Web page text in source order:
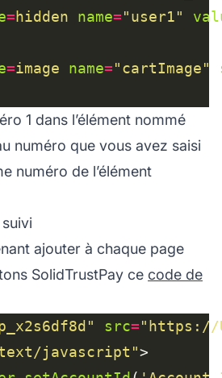
=hidden name="user1"
=image name="cartImage"
1 dans l’élément nommé
numéro que vous avez saisi
numéro de l’élément
ajouter à chaque page
SolidTrustPay ce code de
src="https://
javascript"